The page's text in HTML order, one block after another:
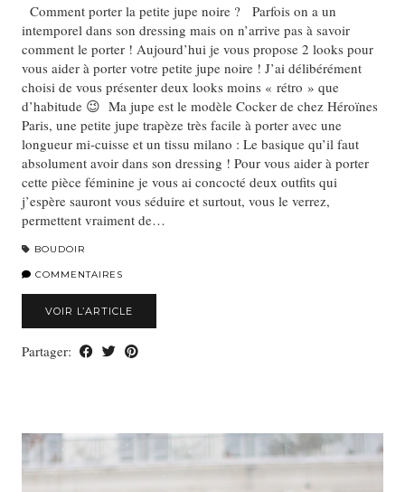
Comment porter la petite jupe noire ? Parfois on a un
intemporel dans son dressing mais on n’arrive pas à savoir
comment le porter ! Aujourd’hui je vous propose 2 looks pour
vous aider à porter votre petite jupe noire ! J’ai délibérément
choisi de vous présenter deux looks moins « rétro » que
d’habitude 😉 Ma jupe est le modèle Cocker de chez Héroïnes
Paris, une petite jupe trapèze très facile à porter avec une
longueur mi-cuisse et un tissu milano : Le basique qu’il faut
absolument avoir dans son dressing ! Pour vous aider à porter
cette pièce féminine je vous ai concocté deux outfits qui
j’espère sauront vous séduire et surtout, vous le verrez,
permettent vraiment de…
BOUDOIR
COMMENTAIRES
VOIR L’ARTICLE
Partager: